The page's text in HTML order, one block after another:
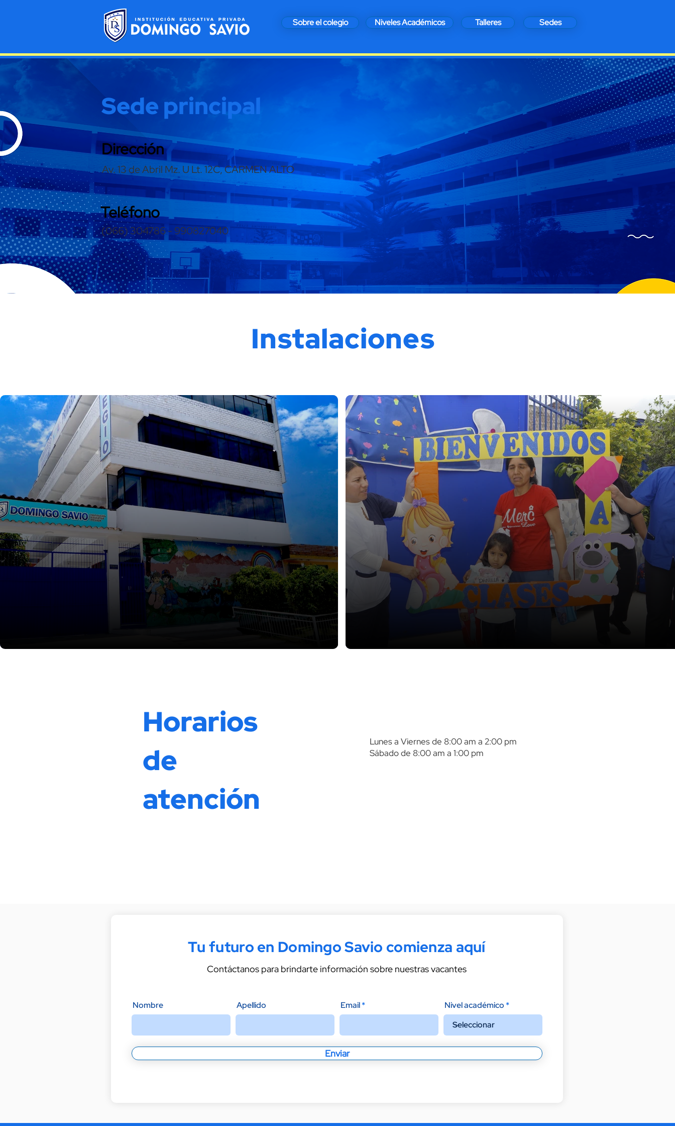
Sobre el colegio Niveles Académicos Talleres Sedes
Sede principal
Dirección
Av. 13 de Abril Mz. U Lt. 12C, CARMEN ALTO
Teléfono
(066) 304786 - 990827040
Instalaciones
Horarios
de
atención
Lunes a Viernes de 8:00 am a 2:00 pm
Sábado de 8:00 am a 1:00 pm
Tu futuro en Domingo Savio comienza aquí
Contáctanos para brindarte información sobre nuestras vacantes
Nombre Apellido Email Nivel académico
Enviar